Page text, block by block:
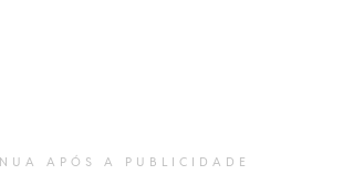
APÓS A PUBLICIDADE